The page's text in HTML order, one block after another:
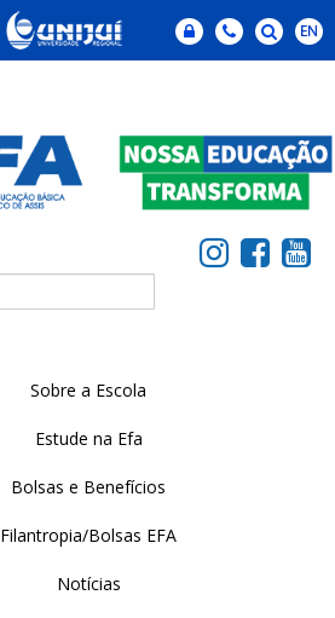
Sobre a Escola
Estude na Efa
Bolsas e Benefícios
Filantropia/Bolsas EFA
Notícias